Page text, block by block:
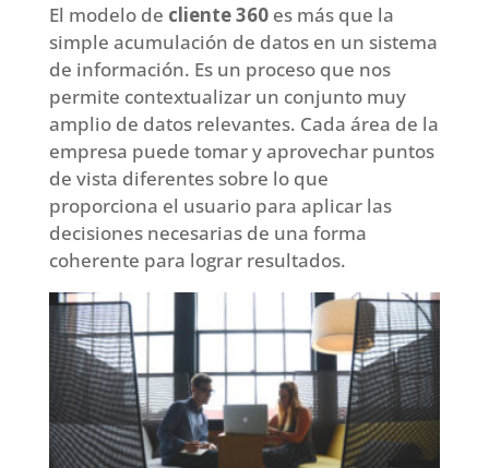
El modelo de cliente 360 es más que la
simple acumulación de datos en un sistema
de información. Es un proceso que nos
permite contextualizar un conjunto muy
amplio de datos relevantes. Cada área de la
empresa puede tomar y aprovechar puntos
de vista diferentes sobre lo que
proporciona el usuario para aplicar las
decisiones necesarias de una forma
coherente para lograr resultados.